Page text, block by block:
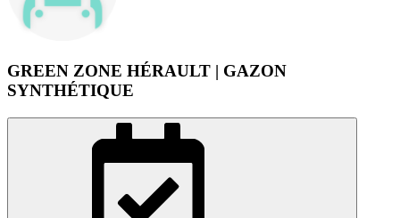
GREEN ZONE HÉRAULT | GAZON
SYNTHÉTIQUE